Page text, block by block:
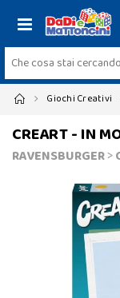
Giochi Creativi
CREART - IN
RAVENSBURGER>